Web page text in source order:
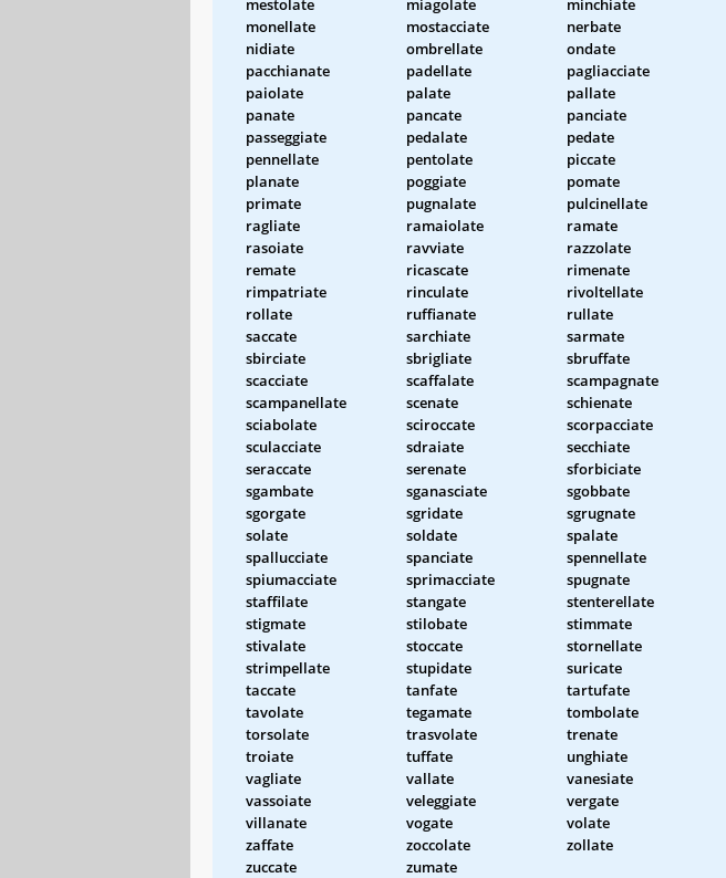
monellate
mostacciate nerbate
nidiate
ombrellate ondate
pacchianate
padellate pagliacciate
paiolate
palate pallate
panate
pancate panciate
passeggiate
pedalate pedate
pennellate
pentolate piccate
planate
poggiate pomate
primate
pugnalate pulcinellate
ragliate
ramaiolate ramate
rasoiate
ravviate razzolate
remate
ricascate rimenate
rimpatriate
rinculate rivoltellate
rollate
ruffianate rullate
saccate
sarchiate sarmate
sbirciate
sbrigliate sbruffate
scacciate
scaffalate scampagnate
scampanellate
scenate schienate
sciabolate
sciroccate scorpacciate
sculacciate
sdraiate secchiate
seraccate
serenate sforbiciate
sgambate
sganasciate sgobbate
sgorgate
sgridate sgrugnate
solate
soldate spalate
spallucciate
spanciate spennellate
spiumacciate
sprimacciate spugnate
staffilate
stangate stenterellate
stigmate
stilobate stimmate
stivalate
stoccate stornellate
strimpellate
stupidate suricate
taccate
tanfate tartufate
tavolate
tegamate tombolate
torsolate
trasvolate trenate
troiate
tuffate unghiate
vagliate
vallate vanesiate
vassoiate
veleggiate vergate
villanate
vogate volate
zaffate
zoccolate zollate
zuccate
zumate